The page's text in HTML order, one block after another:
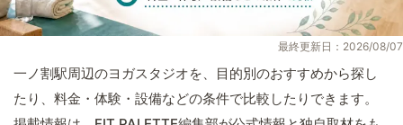
最終更新日：2026/08/07
一ノ割駅周辺のヨガスタジオを、目的別のおすすめから探し
たり、料金・体験・設備などの条件で比較したりできます。